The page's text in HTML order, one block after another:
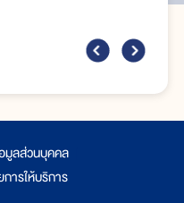
มูลส่วนบุคคล
ารให้บริการ